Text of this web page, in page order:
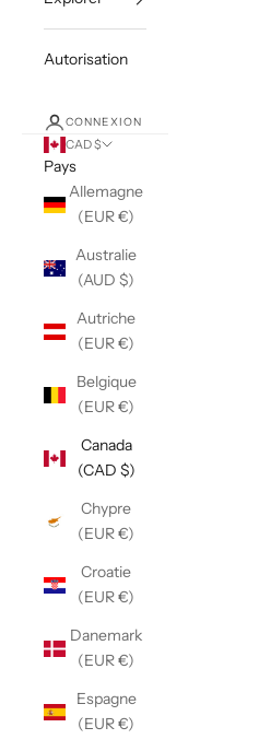
Autorisation
CONNEXION
CAD $
Pays
Allemagne
(EUR €)
Australie
(AUD $)
Autriche
(EUR €)
Belgique
(EUR €)
Canada
(CAD $)
Chypre
(EUR €)
Croatie
(EUR €)
Danemark
(EUR €)
Espagne
(EUR €)